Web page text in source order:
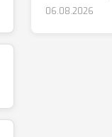
06.08.2026